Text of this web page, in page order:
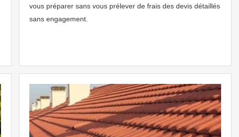
vous préparer sans vous prélever de frais des devis détaillés
sans engagement.